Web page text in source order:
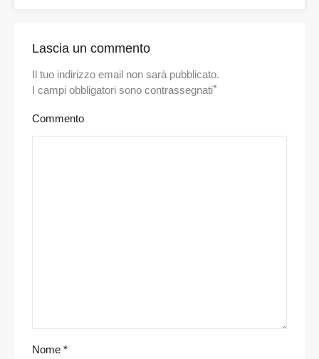
Lascia un commento
Il tuo indirizzo email non sarà pubblicato.
I campi obbligatori sono contrassegnati*
Commento
Nome *